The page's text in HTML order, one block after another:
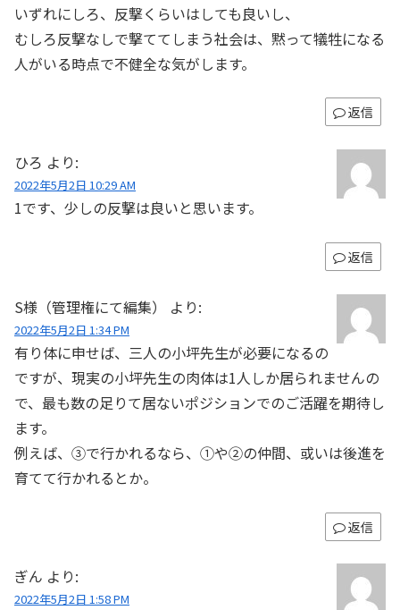
いずれにしろ、反撃くらいはしても良いし、
むしろ反撃なしで撃ててしまう社会は、黙って犠牲になる
人がいる時点で不健全な気がします。
返信
ひろ より:
2022年5月2日 10:29 AM
1です、少しの反撃は良いと思います。
返信
S様（管理権にて編集） より:
2022年5月2日 1:34 PM
有り体に申せば、三人の小坪先生が必要になるの
ですが、現実の小坪先生の肉体は1人しか居られませんの
で、最も数の足りて居ないポジションでのご活躍を期待し
ます。
例えば、③で行かれるなら、①や②の仲間、或いは後進を
育てて行かれるとか。
返信
ぎん より:
2022年5月2日 1:58 PM